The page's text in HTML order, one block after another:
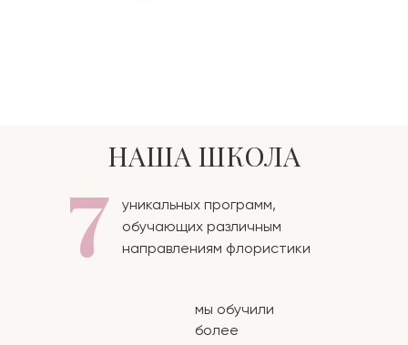
НАША ШКОЛА
уникальных программ,
обучающих различным
направлениям флористики
7
мы обучили
более